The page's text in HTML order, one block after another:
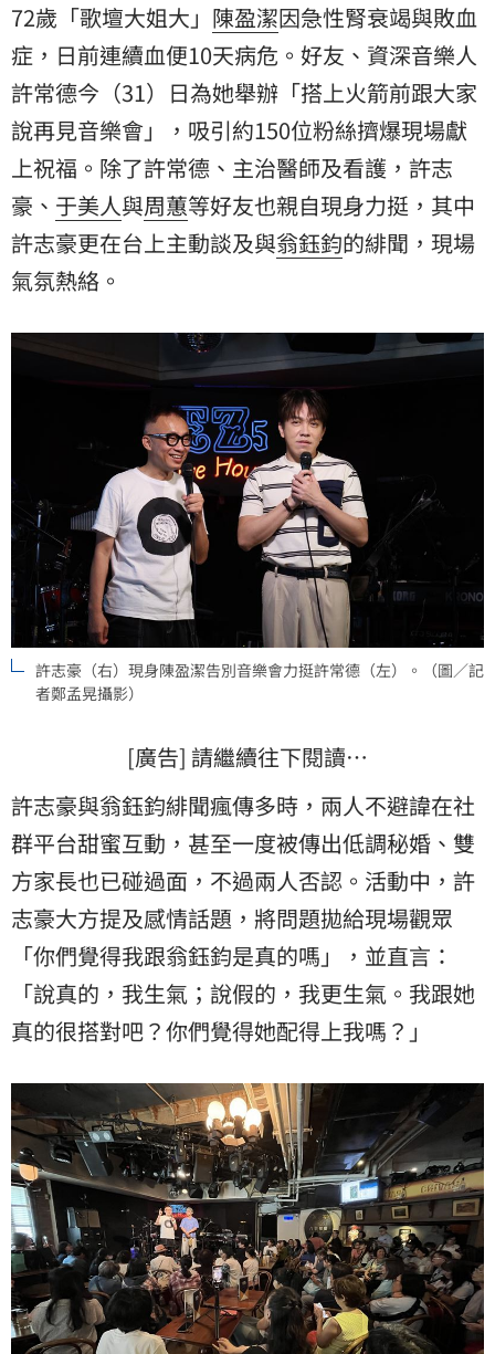
72歲「歌壇大姐大」 陳盈潔因急性腎衰竭與敗血
症，日前連續血便10天病危。好友、資深音樂人
許常德今（31）日為她舉辦「搭上火箭前跟大家
說再見音樂會」，吸引約150位粉絲擠爆現場獻
上祝福。除了許常德、主治醫師及看護， 許志
豪 、 于美人與周蕙等好友也親自現身力挺，其中
許志豪更在台上主動談及與翁鈺鈞的緋聞，現場
氣氛熱絡。
許志豪（右）現身陳盈潔告別音樂會力挺許常德（左）。（圖／記
者鄭孟晃攝影）
[廣告] 請繼續往下閱讀…
許志豪與翁鈺鈞緋聞瘋傳多時，兩人不避諱在社
群平台甜蜜互動，甚至一度被傳出低調秘婚、雙
方家長也已碰過面，不過兩人否認。活動中，許
志豪大方提及感情話題，將問題拋給現場觀眾
「你們覺得我跟翁鈺鈞是真的嗎」，並直言：
「說真的，我生氣；說假的，我更生氣。我跟她
真的很搭對吧？你們覺得她配得上我嗎？」